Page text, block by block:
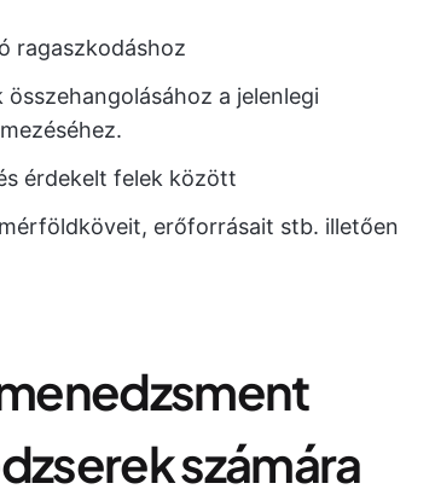
ragaszkodáshoz
a jelenlegi
érdekelt felek között
erőforrásait stb. illetően
számára